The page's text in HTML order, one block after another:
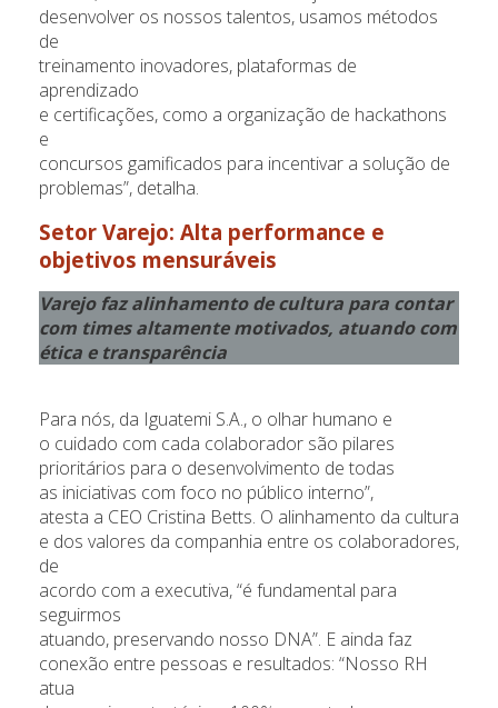
desenvolver os nossos talentos, usamos métodos
de
treinamento inovadores, plataformas de
aprendizado
e certificações, como a organização de hackathons
e
concursos gamificados para incentivar a solução de
problemas”, detalha.
Setor Varejo: Alta performance e
objetivos mensuráveis
Varejo faz alinhamento de cultura para contar
com times altamente motivados, atuando com
ética e transparência
Para nós, da Iguatemi S.A., o olhar humano e
o cuidado com cada colaborador são pilares
prioritários para o desenvolvimento de todas
as iniciativas com foco no público interno”,
atesta a CEO Cristina Betts. O alinhamento da cultura
e dos valores da companhia entre os colaboradores,
de
acordo com a executiva, “é fundamental para
seguirmos
atuando, preservando nosso DNA”. E ainda faz
conexão entre pessoas e resultados: “Nosso RH
atua